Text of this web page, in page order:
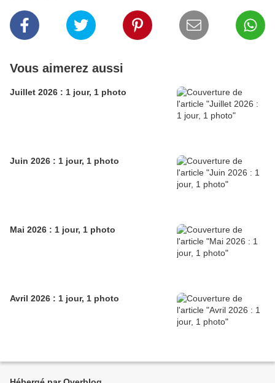
Vous aimerez aussi
Juillet 2026 : 1 jour, 1 photo
Juin 2026 : 1 jour, 1 photo
Mai 2026 : 1 jour, 1 photo
Avril 2026 : 1 jour, 1 photo